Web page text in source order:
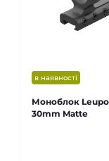
в наявності
Моноблок
30mm Matte